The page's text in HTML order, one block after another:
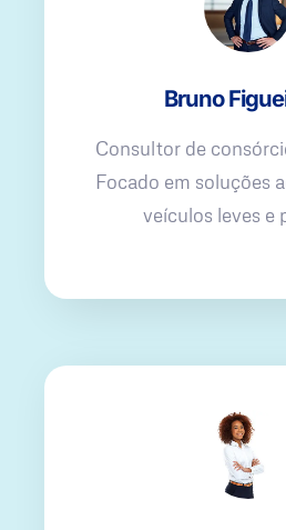
Bruno
Consultor de
Focado em soluções
veículos leves e